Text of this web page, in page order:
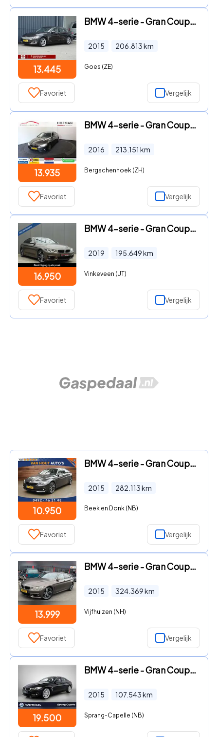
13.445
BMW 4-serie - Gran Coupé 420i xDrive High Executive | Le
2015 206.813km
Goes (ZE)
Favoriet Vergelijk
13.935
BMW 4-serie - Gran Coupé 420d 181PK M-Sport Executive Gr
2016 213.151 km
Bergschenhoek (ZH)
Favoriet Vergelijk
16.950
BMW 4-serie - Gran Coupé 418i High Executive * MATT ORIG
2019 195.649km
Vinkeveen (UT)
Favoriet Vergelijk
10.950
BMW 4-serie - Gran Coupé 418d Executive | AUTOMAAT | LED
2015 282.113km
Beek en Donk (NB)
Favoriet Vergelijk
13.999
BMW 4-serie - Gran Coupé 430d High Executive/ M-SPORT
2015 324.369km
Vijfhuizen (NH)
Favoriet Vergelijk
19.500
BMW 4-serie - Gran Coupé 420i High Executive | Individiu
2015 107.543km
Sprang-Capelle (NB)